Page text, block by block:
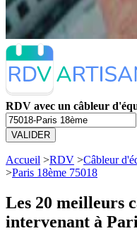
RDV avec un câbleur
VALIDER
Accueil >RDV >Câbleur
>Paris 18ème 75018
Les 20 meilleurs
intervenant à